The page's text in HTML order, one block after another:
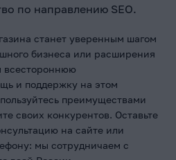
по направлению SEO.
станет уверенным шагом
бизнеса или расширения
всестороннюю
и поддержку на этом
преимуществами
своих конкурентов. Оставьте
на сайте или
мы сотрудничаем с